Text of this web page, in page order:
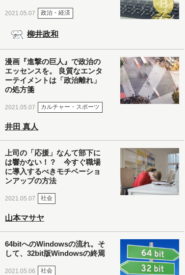
2021.05.07 政治・経済
柳井政和
漫画『進撃の巨人』で政治の
エッセンスを。 良質なエンタ
ーテイメントは「政治離れ」
の処方箋
2021.05.07 カルチャー・スポーツ
井田 真人
上司の「応援」なんて部下に
は響かない！？ 今すぐ職場
に導入するべきモチベーショ
ンアップの方法
2021.05.07 社会
山本マサヤ
64bitへのWindowsの流れ。そ
して、32bit版Windowsの終焉
2021.05.06 社会